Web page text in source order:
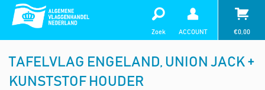
Zoek ACCOUNT €0,00
TAFELVLAG ENGELAND, UNION JACK +
KUNSTSTOF HOUDER